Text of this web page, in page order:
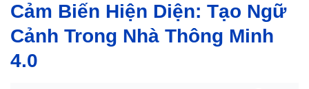
Cảm Biến Hiện Diện: Tạo Ngữ
Cảnh Trong Nhà Thông Minh
4.0